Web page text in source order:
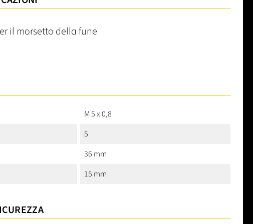
il morsetto della fune
M 5 x 0,8
5
36 mm
15 mm